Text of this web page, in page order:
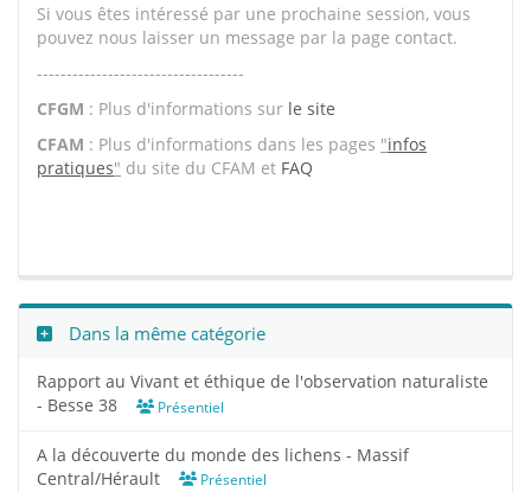
Si vous êtes intéressé par une prochaine session, vous
pouvez nous laisser un message par la page contact.
-----------------------------------
CFGM : Plus d'informations sur le site
CFAM : Plus d'informations dans les pages "infos
pratiques" du site du CFAM et FAQ
Dans la même catégorie
Rapport au Vivant et éthique de l'observation naturaliste
- Besse 38
Présentiel
A la découverte du monde des lichens - Massif
Central/Hérault
Présentiel